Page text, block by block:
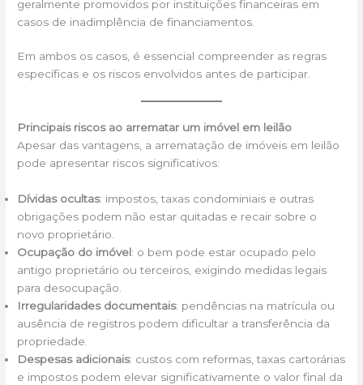
geralmente promovidos por instituições financeiras em
casos de inadimplência de financiamentos.
Em ambos os casos, é essencial compreender as regras
específicas e os riscos envolvidos antes de participar.
Principais riscos ao arrematar um imóvel em leilão
Apesar das vantagens, a arrematação de imóveis em leilão
pode apresentar riscos significativos:
Dívidas ocultas: impostos, taxas condominiais e outras
obrigações podem não estar quitadas e recair sobre o
novo proprietário.
Ocupação do imóvel: o bem pode estar ocupado pelo
antigo proprietário ou terceiros, exigindo medidas legais
para desocupação.
Irregularidades documentais: pendências na matrícula ou
ausência de registros podem dificultar a transferência da
propriedade.
Despesas adicionais: custos com reformas, taxas cartorárias
e impostos podem elevar significativamente o valor final da